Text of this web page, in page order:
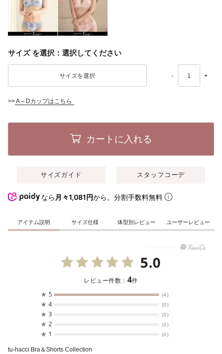
サイズ 選択してください
- +
>>A～Dカップはこちら
カートに入れる
サイズガイド スタッフコーデ
なら 月々1,081円から。分割手数料無料
アイテム説明 サイズ仕様 体型別レビュー ユーザーレビュー
5.0
レビュー件数： 4件
★ 5 (4)
★ 4 (0)
★ 3 (0)
★ 2 (0)
★ 1 (0)
tu-hacci Bra＆Shorts Collection